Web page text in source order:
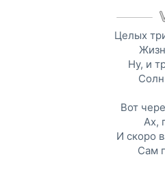
Целых
Ну, и
Вот
Ах,
И скоро
Сам